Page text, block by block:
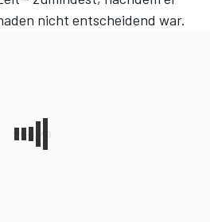
nicht entscheidend war.